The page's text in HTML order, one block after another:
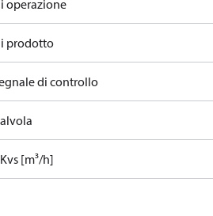
operazione
prodotto
di controllo
[m³/h]